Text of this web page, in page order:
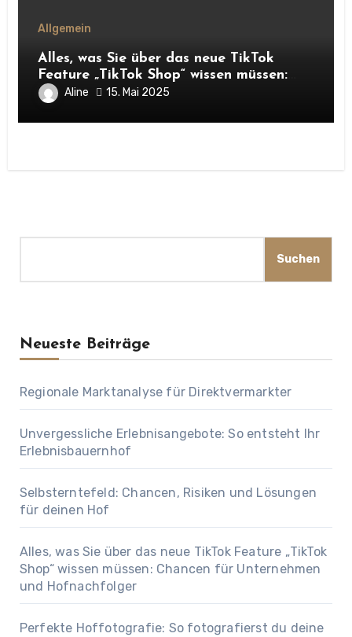
Allgemein
Alles, was Sie über das neue TikTok
Feature „TikTok Shop“ wissen müssen:
Chancen für Unternehmen und
Hofnachfolger
Aline 15. Mai 2025
Suchen
Neueste Beiträge
Regionale Marktanalyse für Direktvermarkter
Unvergessliche Erlebnisangebote: So entsteht Ihr
Erlebnisbauernhof
Selbsterntefeld: Chancen, Risiken und Lösungen
für deinen Hof
Alles, was Sie über das neue TikTok Feature „TikTok
Shop“ wissen müssen: Chancen für Unternehmen
und Hofnachfolger
Perfekte Hoffotografie: So fotografierst du deine